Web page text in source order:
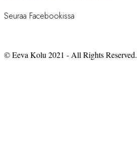
Seuraa Facebookissa
© Eeva Kolu 2021 - All Rights Reserved.